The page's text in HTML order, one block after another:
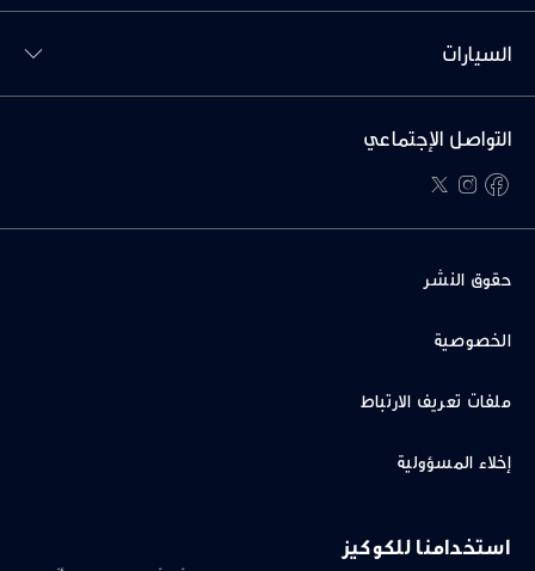
استخدامنا للكوكيز
السيارات
التواصل الإجتماعي
facebook
instagram
حقوق النشر
الخصوصية
ملفات تعريف الارتباط
إخلاء المسؤولية